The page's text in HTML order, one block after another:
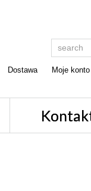
Dostawa Moje konto